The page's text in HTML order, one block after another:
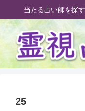
当たる占い師を探す
25